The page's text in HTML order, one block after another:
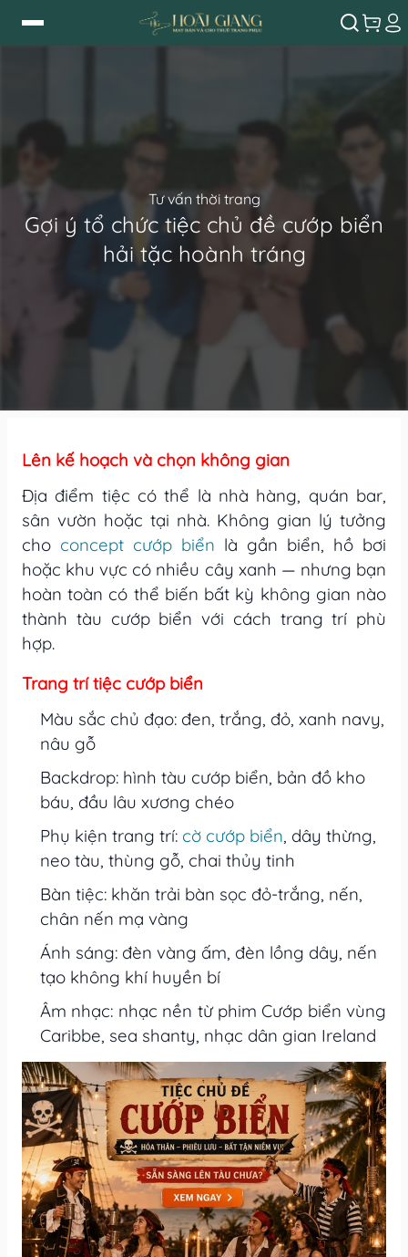
Tư vấn thời trang
Gợi ý tổ chức tiệc chủ đề cướp biển
hải tặc hoành tráng
Lên kế hoạch và chọn không gian
Địa điểm tiệc có thể là nhà hàng, quán bar,
sân vườn hoặc tại nhà. Không gian lý tưởng
cho concept cướp biển là gần biển, hồ bơi
hoặc khu vực có nhiều cây xanh — nhưng bạn
hoàn toàn có thể biến bất kỳ không gian nào
thành tàu cướp biển với cách trang trí phù
hợp.
Trang trí tiệc cướp biển
Màu sắc chủ đạo: đen, trắng, đỏ, xanh navy,
nâu gỗ
Backdrop: hình tàu cướp biển, bản đồ kho
báu, đầu lâu xương chéo
Phụ kiện trang trí: cờ cướp biển, dây thừng,
neo tàu, thùng gỗ, chai thủy tinh
Bàn tiệc: khăn trải bàn sọc đỏ-trắng, nến,
chân nến mạ vàng
Ánh sáng: đèn vàng ấm, đèn lồng dây, nến
tạo không khí huyền bí
Âm nhạc: nhạc nền từ phim Cướp biển vùng
Caribbe, sea shanty, nhạc dân gian Ireland